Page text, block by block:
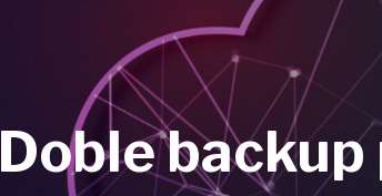
Doble backup